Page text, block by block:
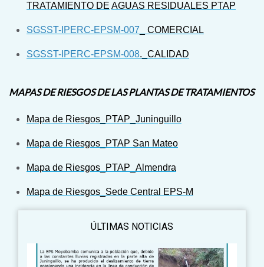
TRATAMIENTO DE AGUAS RESIDUALES PTAP
SGSST-IPERC-EPSM-007 _ COMERCIAL
SGSST-IPERC-EPSM-008._CALIDAD
MAPAS DE RIESGOS DE LAS PLANTAS DE TRATAMIENTOS
Mapa de Riesgos_PTAP_Juninguillo
Mapa de Riesgos_PTAP San Mateo
Mapa de Riesgos_PTAP_Almendra
Mapa de Riesgos_Sede Central EPS-M
ÚLTIMAS NOTICIAS